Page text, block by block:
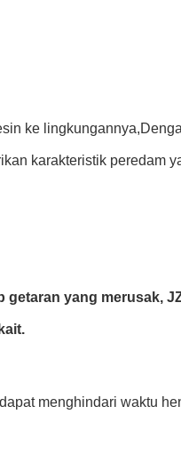
ke
karakteristik peredam
yang merusak,
menghindari waktu